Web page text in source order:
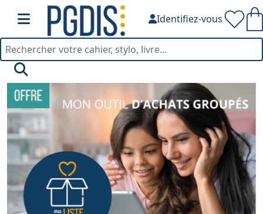
Identifiez-vous
PGDIS — Fournitures de